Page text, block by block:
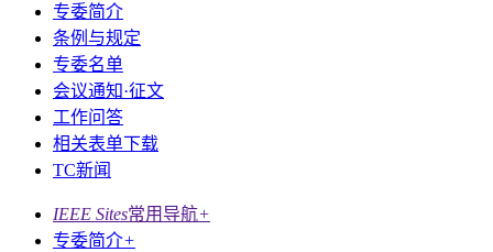
专委简介
条例与规定
专委名单
会议通知·征文
工作问答
相关表单下载
TC新闻
IEEE Sites常用导航+
专委简介+